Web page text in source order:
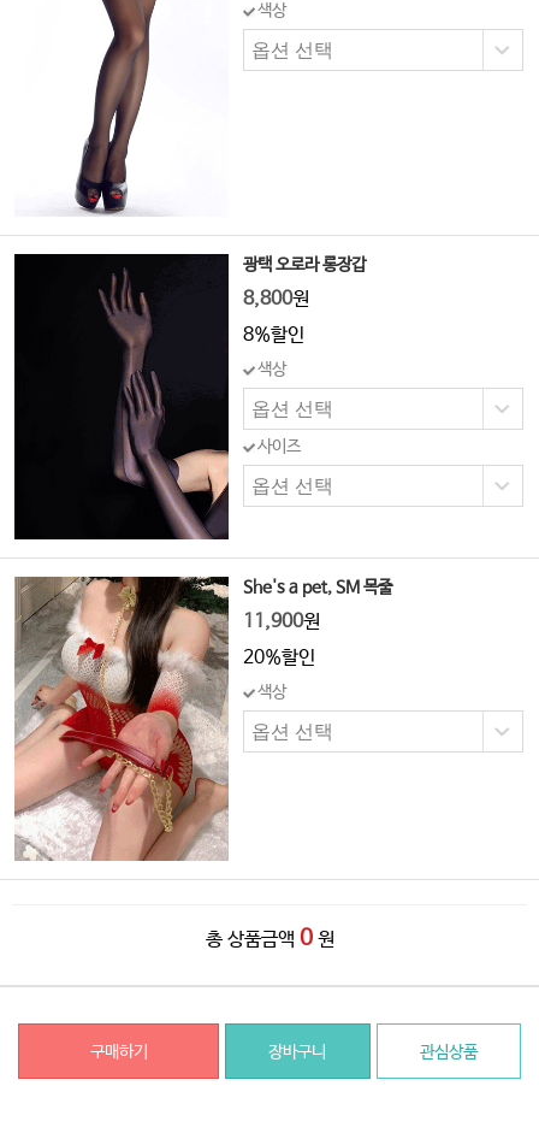
색상
광택 오로라 롱장갑
8,800원
8%할인
색상
사이즈
She's a pet, SM 목줄
11,900원
20%할인
색상
총 상품금액 0 원
구매하기 장바구니 관심상품